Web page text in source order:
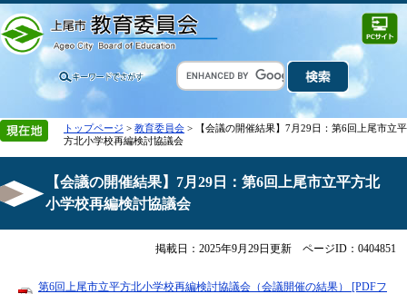
トップページ > 教育委員会 > 【会議の開催結果】7月29日：第6回上尾市立平
方北小学校再編検討協議会
【会議の開催結果】7月29日：第6回上尾市立平方北
小学校再編検討協議会
掲載日：2025年9月29日更新 ページID：0404851
第6回上尾市立平方北小学校再編検討協議会（会議開催の結果） [PDFフ